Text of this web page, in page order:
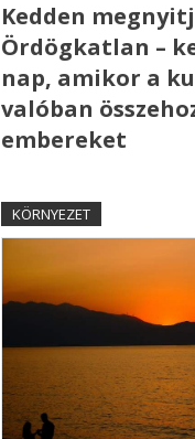
Kedden
Ördögkatlan –
nap, amikor a
valóban
embereket
KÖRNYEZET